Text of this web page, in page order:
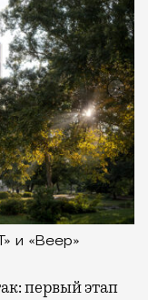
и «Веер»
первый этап